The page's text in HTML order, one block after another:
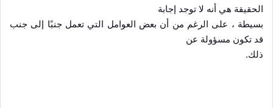
الحقيقة هي أنه لا توجد إجابة
بسيطة ، على الرغم من أن بعض العوامل التي تعمل جنبًا إلى جنب
قد تكون مسؤولة عن
ذلك.